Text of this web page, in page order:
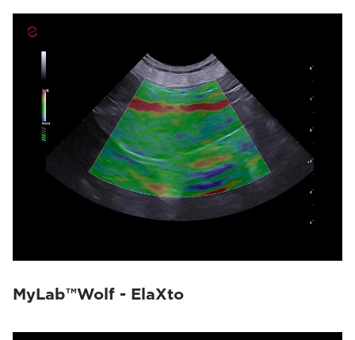
MyLab™Wolf - ElaXto